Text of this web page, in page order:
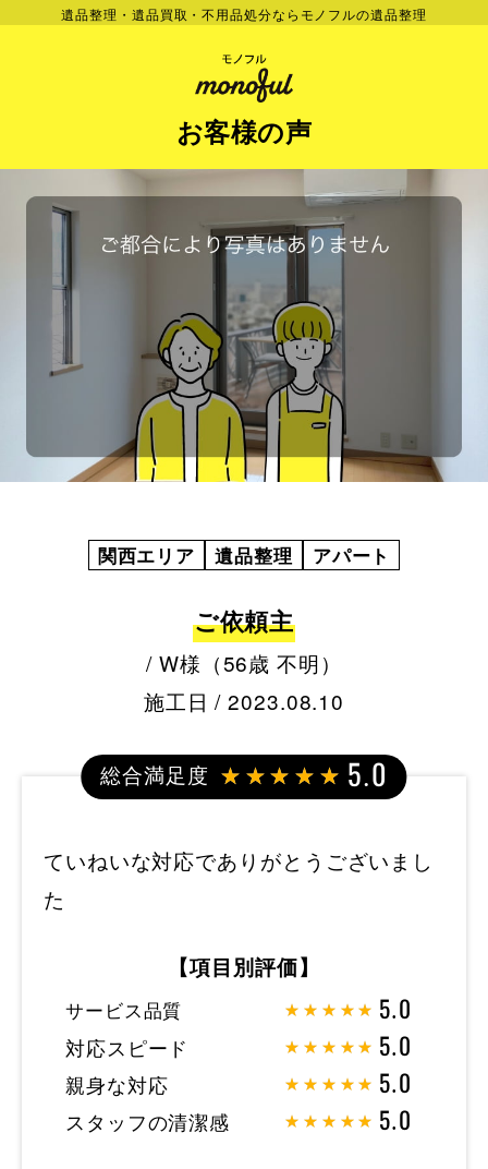
遺品整理・遺品買取・不用品処分ならモノフルの遺品整理
お客様の声
関西エリア 遺品整理 アパート
ご依頼主
/ W様（56歳 不明）
施工日 / 2023.08.10
総合満足度 5.0
ていねいな対応でありがとうございまし
た
【項目別評価】
サービス品質 5.0
対応スピード 5.0
親身な対応 5.0
スタッフの清潔感 5.0